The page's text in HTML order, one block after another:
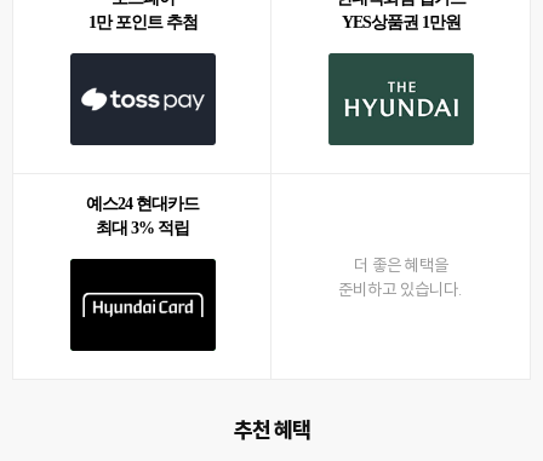
1만 포인트 추첨
YES상품권 1만원
예스24 현대카드
최대 3% 적립
더 좋은 혜택을
준비하고 있습니다.
추천 혜택